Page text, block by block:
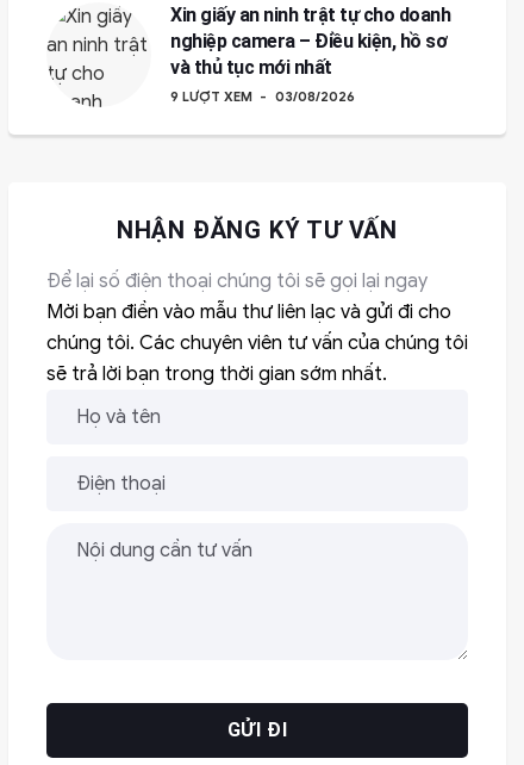
Xin giấy an ninh trật tự cho doanh
nghiệp camera – Điều kiện, hồ sơ
và thủ tục mới nhất
9 LƯỢT XEM 03/08/2026
NHẬN ĐĂNG KÝ TƯ VẤN
Để lại số điện thoại chúng tôi sẽ gọi lại ngay
Mời bạn điền vào mẫu thư liên lạc và gửi đi cho
chúng tôi. Các chuyên viên tư vấn của chúng tôi
sẽ trả lời bạn trong thời gian sớm nhất.